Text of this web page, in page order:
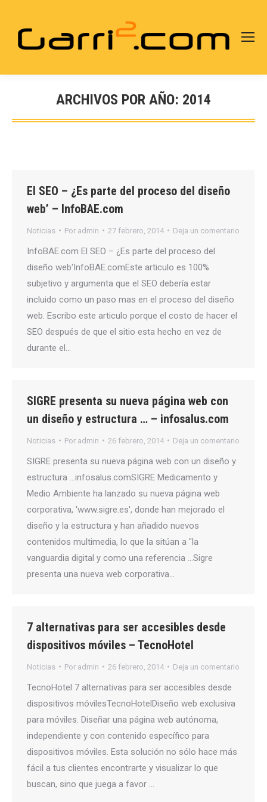
ARCHIVOS POR AÑO: 2014
Estás aquí:
El SEO – ¿Es parte del proceso del diseño
web’ – InfoBAE.com
Noticias Por admin 27 febrero, 2014 Deja un comentario
InfoBAE.com El SEO – ¿Es parte del proceso del
diseño web'InfoBAE.comEste articulo es 100%
subjetivo y argumenta que el SEO debería estar
incluido como un paso mas en el proceso del diseño
web. Escribo este articulo porque el costo de hacer el
SEO después de que el sitio esta hecho en vez de
durante el…
SIGRE presenta su nueva página web con
un diseño y estructura … – infosalus.com
Noticias Por admin 26 febrero, 2014 Deja un comentario
SIGRE presenta su nueva página web con un diseño y
estructura …infosalus.comSIGRE Medicamento y
Medio Ambiente ha lanzado su nueva página web
corporativa, 'www.sigre.es', donde han mejorado el
diseño y la estructura y han añadido nuevos
contenidos multimedia, lo que la sitúan a "la
vanguardia digital y como una referencia …Sigre
presenta una nueva web corporativa…
7 alternativas para ser accesibles desde
dispositivos móviles – TecnoHotel
Noticias Por admin 26 febrero, 2014 Deja un comentario
TecnoHotel 7 alternativas para ser accesibles desde
dispositivos móvilesTecnoHotelDiseño web exclusiva
para móviles. Diseñar una página web autónoma,
independiente y con contenido específico para
dispositivos móviles. Esta solución no sólo hace más
fácil a tus clientes encontrarte y visualizar lo que
buscan, sino que juega a favor …